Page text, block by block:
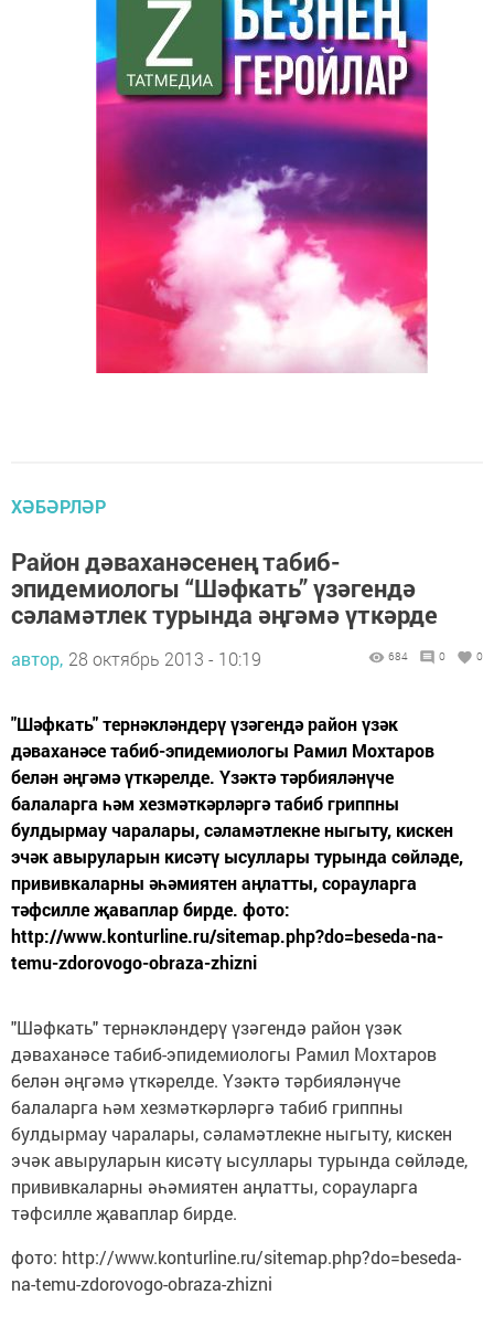
ХӘБӘРЛӘР
Район дәваханәсенең табиб-
эпидемиологы “Шәфкать” үзәгендә
сәламәтлек турында әңгәмә үткәрде
автор, 28 октябрь 2013 - 10:19 684 0 0
"Шәфкать" тернәкләндерү үзәгендә район үзәк
дәваханәсе табиб-эпидемиологы Рамил Мохтаров
белән әңгәмә үткәрелде. Үзәктә тәрбияләнүче
балаларга һәм хезмәткәрләргә табиб гриппны
булдырмау чаралары, сәламәтлекне ныгыту, кискен
эчәк авыруларын кисәтү ысуллары турында сөйләде,
прививкаларны әһәмиятен аңлатты, сорауларга
тәфсилле җаваплар бирде. фото:
http://www.konturline.ru/sitemap.php?do=beseda-na-
temu-zdorovogo-obraza-zhizni
"Шәфкать" тернәкләндерү үзәгендә район үзәк
дәваханәсе табиб-эпидемиологы Рамил Мохтаров
белән әңгәмә үткәрелде. Үзәктә тәрбияләнүче
балаларга һәм хезмәткәрләргә табиб гриппны
булдырмау чаралары, сәламәтлекне ныгыту, кискен
эчәк авыруларын кисәтү ысуллары турында сөйләде,
прививкаларны әһәмиятен аңлатты, сорауларга
тәфсилле җаваплар бирде.
фото: http://www.konturline.ru/sitemap.php?do=beseda-
na-temu-zdorovogo-obraza-zhizni